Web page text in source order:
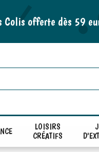
Colis offerte dès 59
LOISIRS
CRÉATIFS